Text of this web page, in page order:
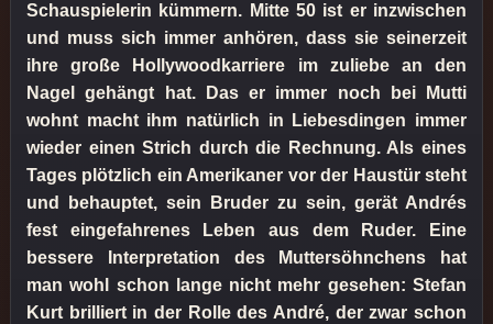
Schauspielerin kümmern. Mitte 50 ist er inzwischen
und muss sich immer anhören, dass sie seinerzeit
ihre große Hollywoodkarriere im zuliebe an den
Nagel gehängt hat. Das er immer noch bei Mutti
wohnt macht ihm natürlich in Liebesdingen immer
wieder einen Strich durch die Rechnung. Als eines
Tages plötzlich ein Amerikaner vor der Haustür steht
und behauptet, sein Bruder zu sein, gerät Andrés
fest eingefahrenes Leben aus dem Ruder. Eine
bessere Interpretation des Muttersöhnchens hat
man wohl schon lange nicht mehr gesehen: Stefan
Kurt brilliert in der Rolle des André, der zwar schon